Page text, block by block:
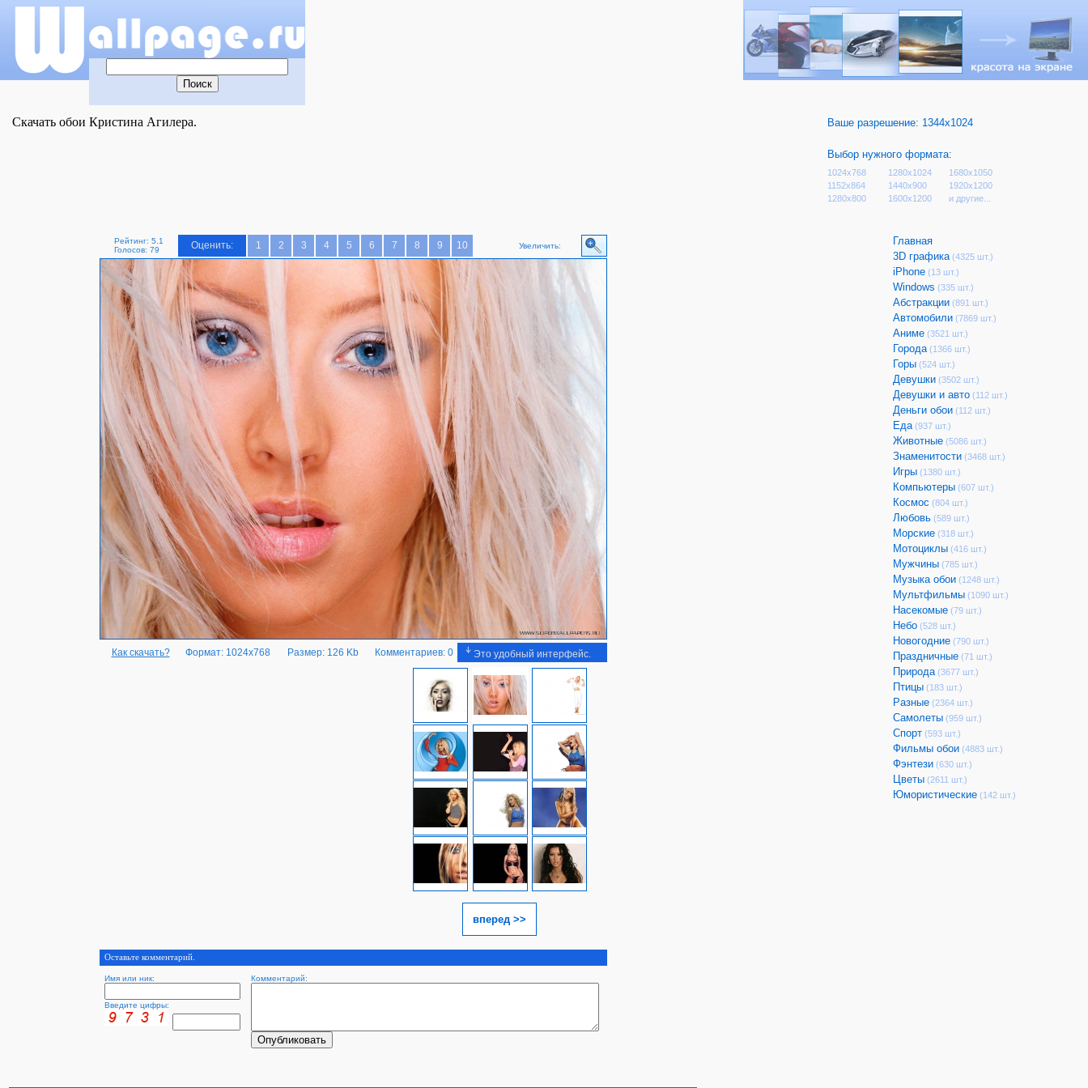
Скачать обои Кристина Агилера. Ваше разрешение: 1344x1024
Выбор нужного формата:
1024x768 1280x1024
1680x1050
1152x864
1440x900
1920x1200
1280x800
1600x1200 и другие...
Рейтинг: 5.1
Голосов: 79
Оценить: 1 2 3 4 5 6 7 8 9 10 Увеличить:
Как скачать? Формат: 1024x768 Размер: 126 Kb Комментариев: 0 Это удобный интерфейс.
вперед >>
Оставьте комментарий.
Имя или ник: Комментарий:
Введите цифры:
Главная
3D графика (4325 шт.)
iPhone (13 шт.)
Windows (335 шт.)
Абстракции (891 шт.)
Автомобили (7869 шт.)
Аниме (3521 шт.)
Города (1366 шт.)
Горы (524 шт.)
Девушки (3502 шт.)
Девушки и авто (112 шт.)
Деньги обои (112 шт.)
Еда (937 шт.)
Животные (5086 шт.)
Знаменитости (3468 шт.)
Игры (1380 шт.)
Компьютеры (607 шт.)
Космос (804 шт.)
Любовь (589 шт.)
Морские (318 шт.)
Мотоциклы (416 шт.)
Мужчины (785 шт.)
Музыка обои (1248 шт.)
Мультфильмы (1090 шт.)
Насекомые (79 шт.)
Небо (528 шт.)
Новогодние (790 шт.)
Праздничные (71 шт.)
Природа (3677 шт.)
Птицы (183 шт.)
Разные (2364 шт.)
Самолеты (959 шт.)
Спорт (593 шт.)
Фильмы обои (4883 шт.)
Фэнтези (630 шт.)
Цветы (2611 шт.)
Юмористические (142 шт.)